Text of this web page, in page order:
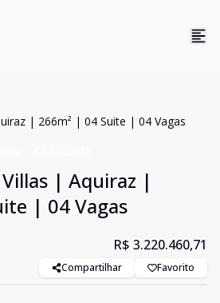
| 266m² | 04 Suite | 04 Vagas
| Aquiraz |
| 04 Vagas
R$ 3.220.460,71
Compartilhar Favorito